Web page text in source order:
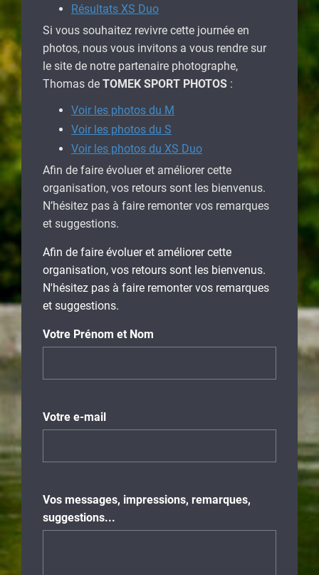
Résultats XS Duo
Si vous souhaitez revivre cette journée en
photos, nous vous invitons a vous rendre sur
le site de notre partenaire photographe,
Thomas de TOMEK SPORT PHOTOS :
Voir les photos du M
Voir les photos du S
Voir les photos du XS Duo
Afin de faire évoluer et améliorer cette
organisation, vos retours sont les bienvenus.
N’hésitez pas à faire remonter vos remarques
et suggestions.
Afin de faire évoluer et améliorer cette
organisation, vos retours sont les bienvenus.
N'hésitez pas à faire remonter vos remarques
et suggestions.
Votre Prénom et Nom
Votre e-mail
Vos messages, impressions, remarques,
suggestions...